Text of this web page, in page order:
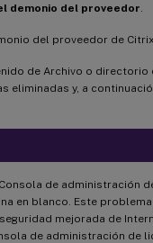
demonio del proveedor
del proveedor de
de Archivo o directorio
eliminadas y, a
de administración
en blanco. Este
mejorada de
de administración de